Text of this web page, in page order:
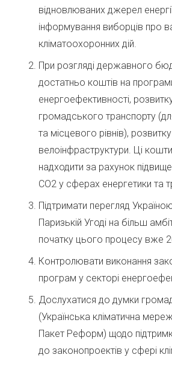
відновлюваних джерел
інформування виборців про
кліматоохоронних дій.
При розгляді державного
достатньо коштів на
енергоефективності,
громадського транспорту
та місцевого рівнів), розвитку
велоінфраструктури. Ці
надходити за рахунок
СО2 у сферах енергетики та
Підтримати перегляд
Паризькій Угоді на більш
початку цього процесу вже
Контролювати виконання
програм у секторі
Дослухатися до думки
(Українська кліматична
Пакет Реформ) щодо
до законопроектів у сфері